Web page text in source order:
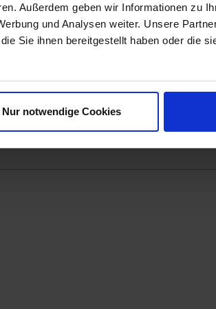
Außerdem geben wir Informationen zu
und Analysen weiter. Unsere
Sie ihnen bereitgestellt haben oder die
Nur notwendige Cookies
Next
Marca
Die hier
als beispielhafte